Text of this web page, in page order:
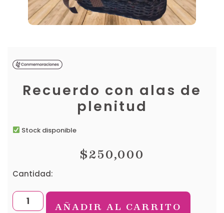
Recuerdo con alas de
plenitud
Stock disponible
$250,000
Cantidad:
AÑADIR AL CARRITO